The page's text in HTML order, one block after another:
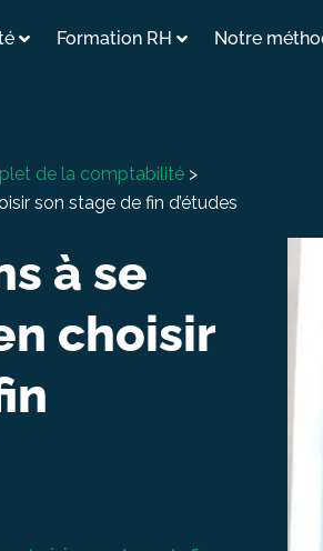
Formation RH Notre
de la comptabilité >
son stage de fin d’études
à se
choisir